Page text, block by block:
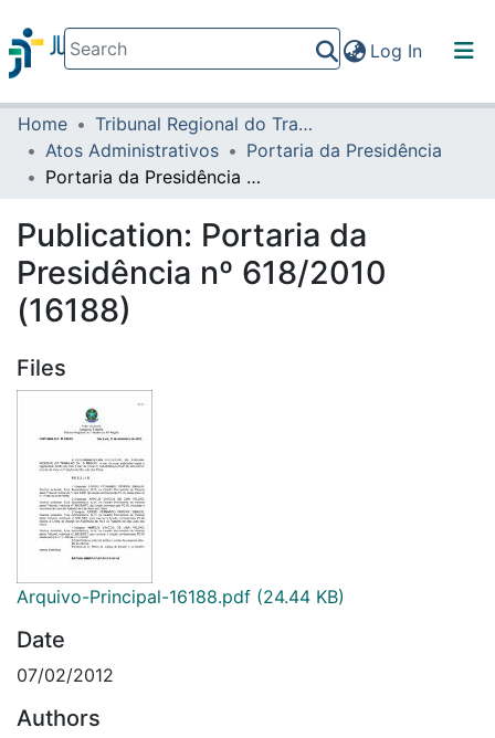
Log In(current)
Communities & Collections
All of DSpace
Home
Tribunal Regional do Trabalho da 16ª Região
Atos Administrativos
Portaria da Presidência
Portaria da Presidência nº 618/2010 (16188)
Publication: Portaria da
Presidência nº 618/2010
(16188)
Files
Arquivo-Principal-16188.pdf (24.44 KB)
Date
07/02/2012
Authors